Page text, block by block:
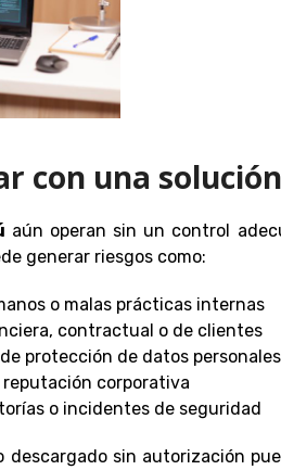
con una
aún operan sin un control
generar riesgos como:
o malas prácticas internas
contractual o de clientes
protección de datos personales
corporativa
o incidentes de seguridad
descargado sin autorización